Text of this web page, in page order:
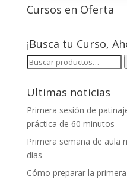
Cursos en Oferta
¡Busca tu Curso,
BUSCAR
Ultimas noticias
Primera sesión de
práctica de 60 minutos
Primera semana de aula
días
Cómo preparar la